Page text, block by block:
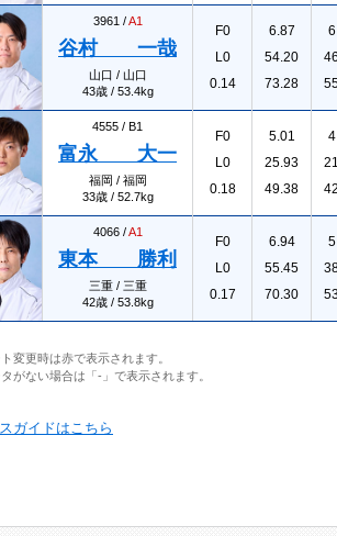
3961 /A1
谷村 一哉
山口 / 山口
43歳 / 53.4kg
F0
L0
0.14
6.87
54.20
73.28
4555 / B1
富永 大一
福岡 / 福岡
33歳 / 52.7kg
F0
L0
0.18
5.01
25.93
49.38
4066 /A1
東本 勝利
三重 / 三重
42歳 / 53.8kg
F0
L0
0.17
6.94
55.45
70.30
変更時は赤で表示されます。
がない場合は「-」で表示されます。
ガイドはこちら